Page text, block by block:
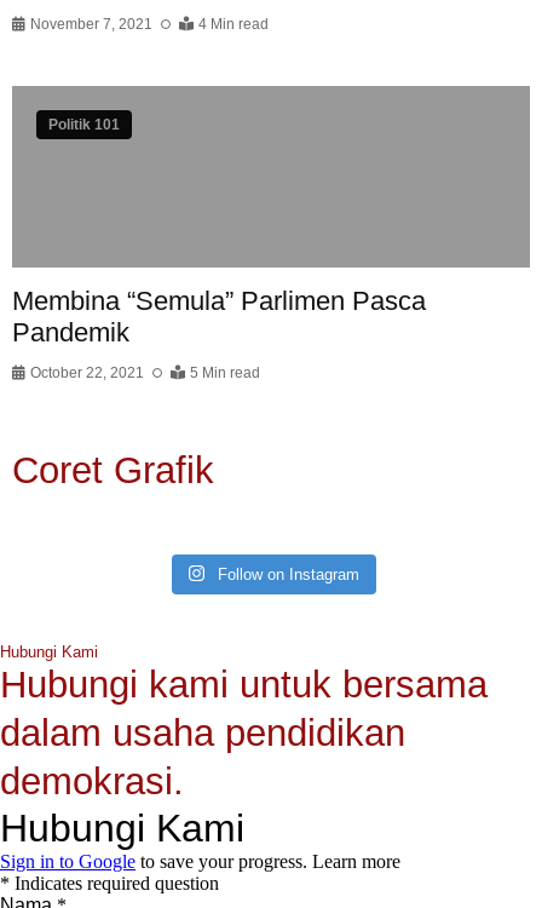
November 7, 2021 4 Min read
Politik 101
Membina “Semula” Parlimen Pasca
Pandemik
October 22, 2021 5 Min read
Coret Grafik
Follow on Instagram
Hubungi Kami
Hubungi kami untuk bersama
dalam usaha pendidikan
demokrasi.